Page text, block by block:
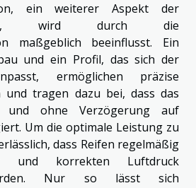
ein weiterer Aspekt der
wird durch die
maßgeblich beeinflusst. Ein
und ein Profil, das sich der
ermöglichen präzise
und tragen dazu bei, dass das
und ohne Verzögerung auf
Um die optimale Leistung zu
dass Reifen regelmäßig
und korrekten Luftdruck
Nur so lässt sich